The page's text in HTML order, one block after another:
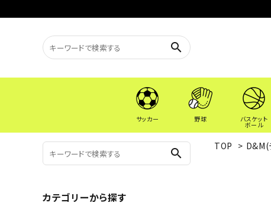
search
サッカー 野球 バスケット
ボール
TOP > D&M(
search
カテゴリーから探す